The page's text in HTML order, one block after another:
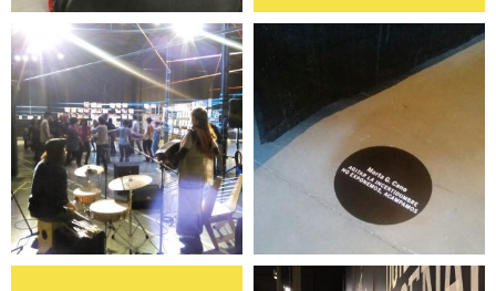
Pares sin pares
No exponemos:
ACAMPAMOS